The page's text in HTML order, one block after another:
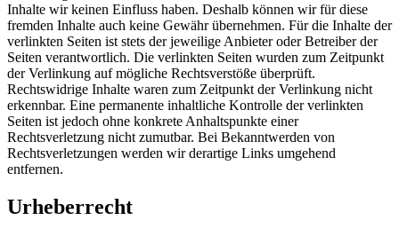
Inhalte wir keinen Einfluss haben. Deshalb können wir für diese
fremden Inhalte auch keine Gewähr übernehmen. Für die Inhalte der
verlinkten Seiten ist stets der jeweilige Anbieter oder Betreiber der
Seiten verantwortlich. Die verlinkten Seiten wurden zum Zeitpunkt
der Verlinkung auf mögliche Rechtsverstöße überprüft.
Rechtswidrige Inhalte waren zum Zeitpunkt der Verlinkung nicht
erkennbar. Eine permanente inhaltliche Kontrolle der verlinkten
Seiten ist jedoch ohne konkrete Anhaltspunkte einer
Rechtsverletzung nicht zumutbar. Bei Bekanntwerden von
Rechtsverletzungen werden wir derartige Links umgehend
entfernen.
Urheberrecht